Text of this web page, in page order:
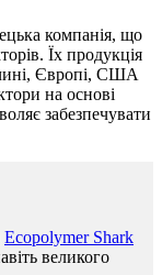
компанія, що
Їх продукція
Європі, США
на основі
забезпечувати
Ecopolymer Shark
великого